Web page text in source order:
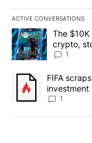
ACTIVE CONVERSATIONS
The following is a
A trending article
The
crypto,
8
1
A trending article
FIFA
investment
1